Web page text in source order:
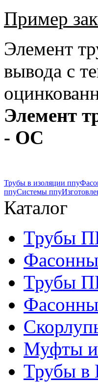
Пример
Элемент
вывода с
Элемент
- ОС
Трубы в изоляции ппу
ппуСистемы ппу
Каталог
Трубы
Трубы
Муфты и
Трубы в